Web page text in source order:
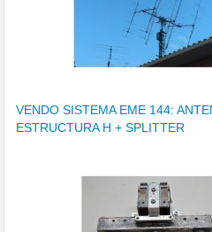
VENDO SISTEMA EME 144:
ESTRUCTURA H + SPLITTER